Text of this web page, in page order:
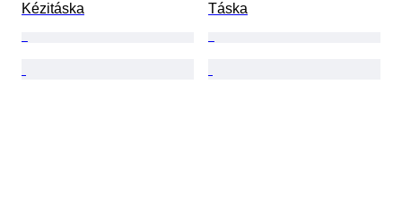
Kézitáska
Táska